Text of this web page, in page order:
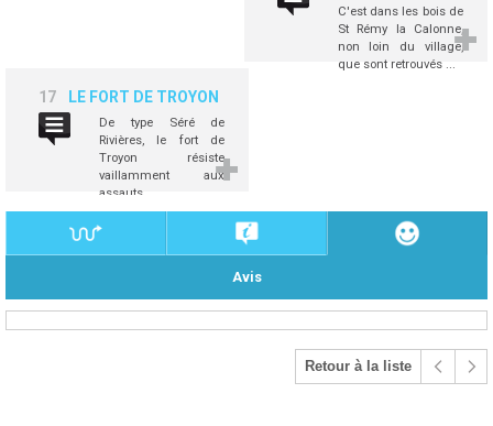
C'est dans les bois de
St Rémy la Calonne,
non loin du village,
que sont retrouvés ...
17 LE FORT DE TROYON
De type Séré de
Rivières, le fort de
Troyon résiste
vaillamment aux
assauts ...
Avis
Retour à la liste